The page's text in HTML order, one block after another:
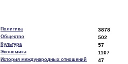
Политика 3878
Общество 502
Культура 57
Экономика 1107
История международных отношений 47